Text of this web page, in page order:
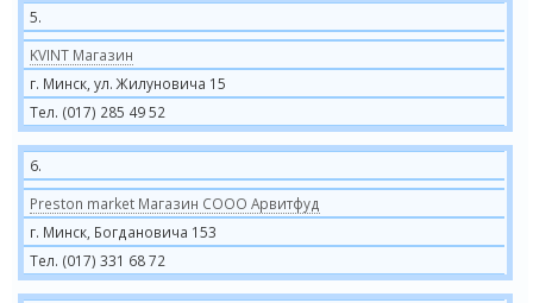
5.
KVINT Магазин
г. Минск, ул. Жилуновича 15
Тел. (017) 285 49 52
6.
Preston market Магазин СООО Арвитфуд
г. Минск, Богдановича 153
Тел. (017) 331 68 72